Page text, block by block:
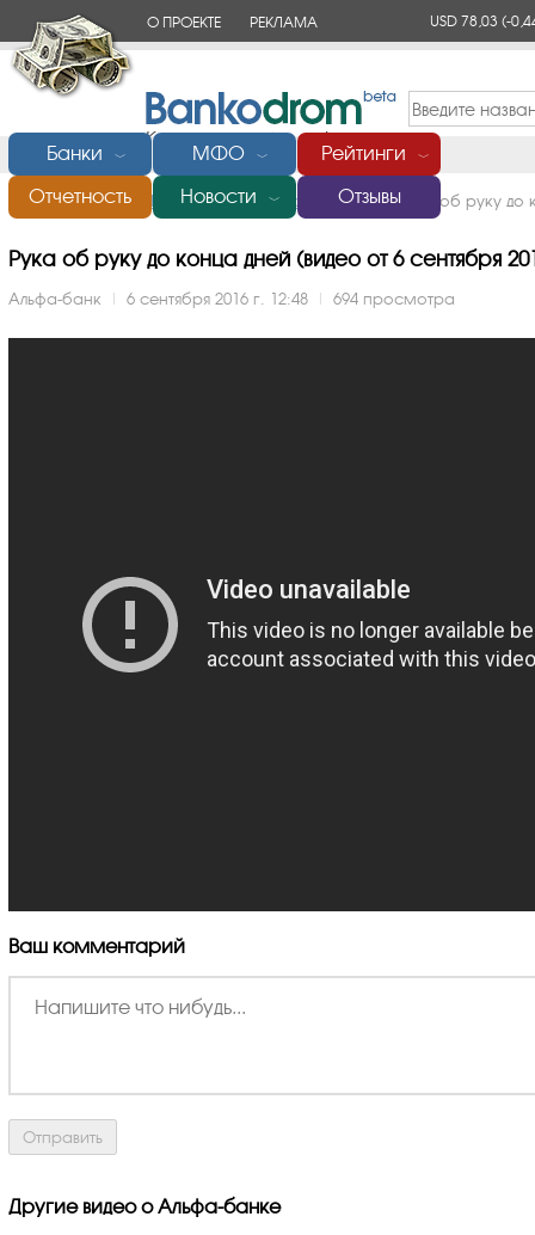
О ПРОЕКТЕ РЕКЛАМА USD 78,03(-
Банки ﹀ МФО ﹀ Рейтинги ﹀
Отчетность Новости ﹀ Отзывы
Главная/Банки России/Альфа-банк Видео/Рука об руку до
Рука об руку до конца дней (видео от 6 сентября
Альфа-банк | 6 сентября 2016 г. 12:48 | 694 просмотра
Ваш комментарий
Другие видео о Альфа-банке